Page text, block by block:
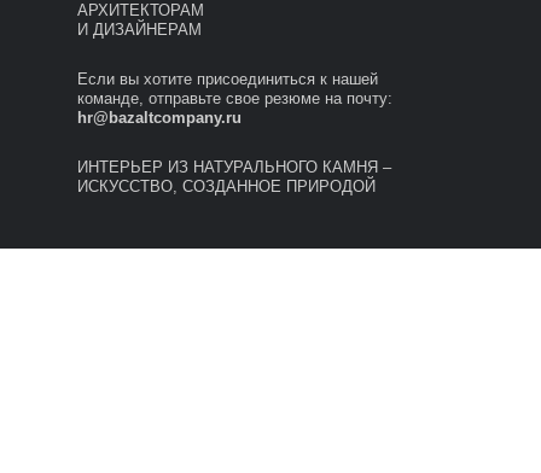
ИНТЕРЬЕР ИЗ НАТУРАЛЬНОГО КАМНЯ –
ИСКУССТВО, СОЗДАННОЕ ПРИРОДОЙ
Если вы хотите присоединиться к нашей
команде, отправьте свое резюме на почту:
hr@bazaltcompany.ru
АРХИТЕКТОРАМ
И ДИЗАЙНЕРАМ